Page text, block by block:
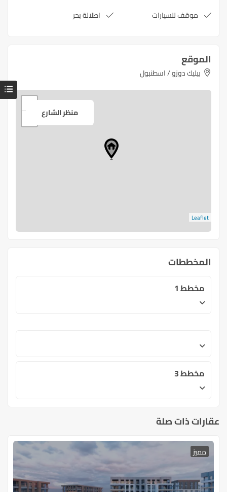
موقف للسيارات
اطلالة بحر
الموقع
بيليك دوزو / اسطنبول
Leaflet
منظر الشارع
المخططات
مخطط 1
مخطط 3
عقارات ذات صلة
مميز